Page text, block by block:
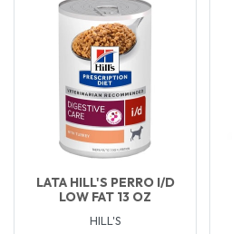
LATA HILL'S PERRO I/D
LOW FAT 13 OZ
HILL'S